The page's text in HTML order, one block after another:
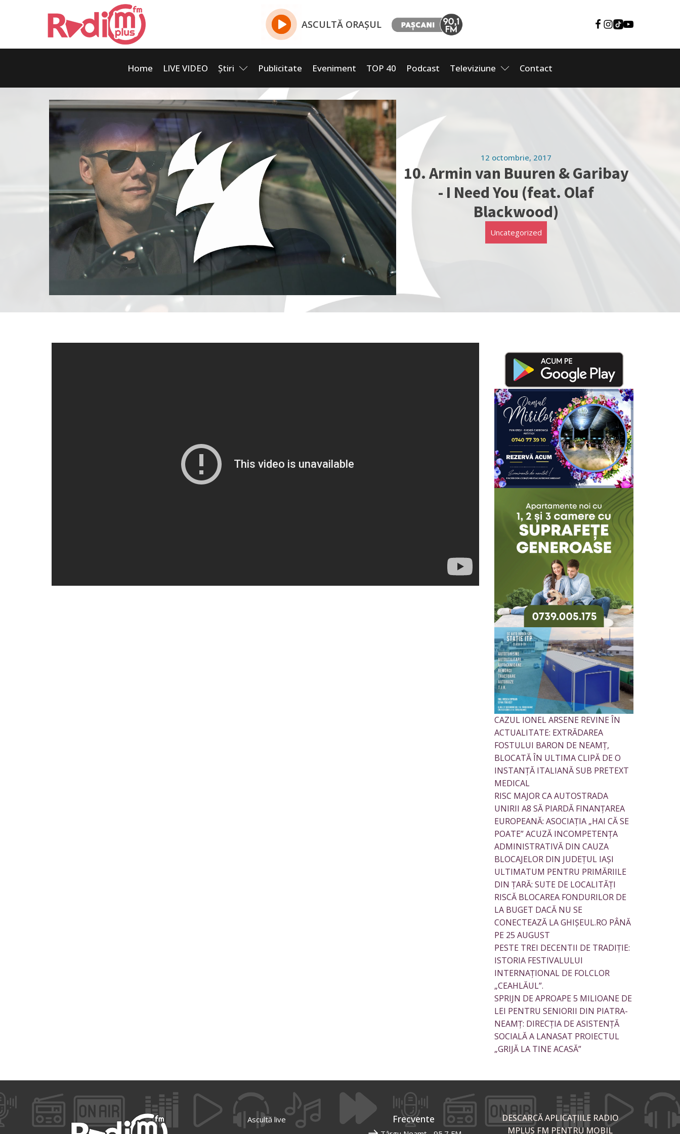
ASCULTĂ ORAȘUL
Home LIVE VIDEO Știri Publicitate Eveniment TOP 40 Podcast Televiziune Contact
12 octombrie, 2017
10. Armin van Buuren & Garibay
- I Need You (feat. Olaf
Blackwood)
Uncategorized
CAZUL IONEL ARSENE REVINE ÎN
ACTUALITATE: EXTRĂDAREA
FOSTULUI BARON DE NEAMȚ,
BLOCATĂ ÎN ULTIMA CLIPĂ DE O
INSTANȚĂ ITALIANĂ SUB PRETEXT
MEDICAL
RISC MAJOR CA AUTOSTRADA
UNIRII A8 SĂ PIARDĂ FINANȚAREA
EUROPEANĂ: ASOCIAȚIA „HAI CĂ SE
POATE” ACUZĂ INCOMPETENȚA
ADMINISTRATIVĂ DIN CAUZA
BLOCAJELOR DIN JUDEȚUL IAȘI
ULTIMATUM PENTRU PRIMĂRIILE
DIN ȚARĂ: SUTE DE LOCALITĂȚI
RISCĂ BLOCAREA FONDURILOR DE
LA BUGET DACĂ NU SE
CONECTEAZĂ LA GHIȘEUL.RO PÂNĂ
PE 25 AUGUST
PESTE TREI DECENTII DE TRADIȚIE:
ISTORIA FESTIVALULUI
INTERNAȚIONAL DE FOLCLOR
„CEAHLĂUL”.
SPRIJN DE APROAPE 5 MILIOANE DE
LEI PENTRU SENIORII DIN PIATRA-
NEAMȚ: DIRECȚIA DE ASISTENȚĂ
SOCIALĂ A LANASAT PROIECTUL
„GRIJĂ LA TINE ACASĂ”
Ascultă live
Frecvente
DESCARCĂ APLICAȚIILE RADIO
MPLUS FM PENTRU MOBIL